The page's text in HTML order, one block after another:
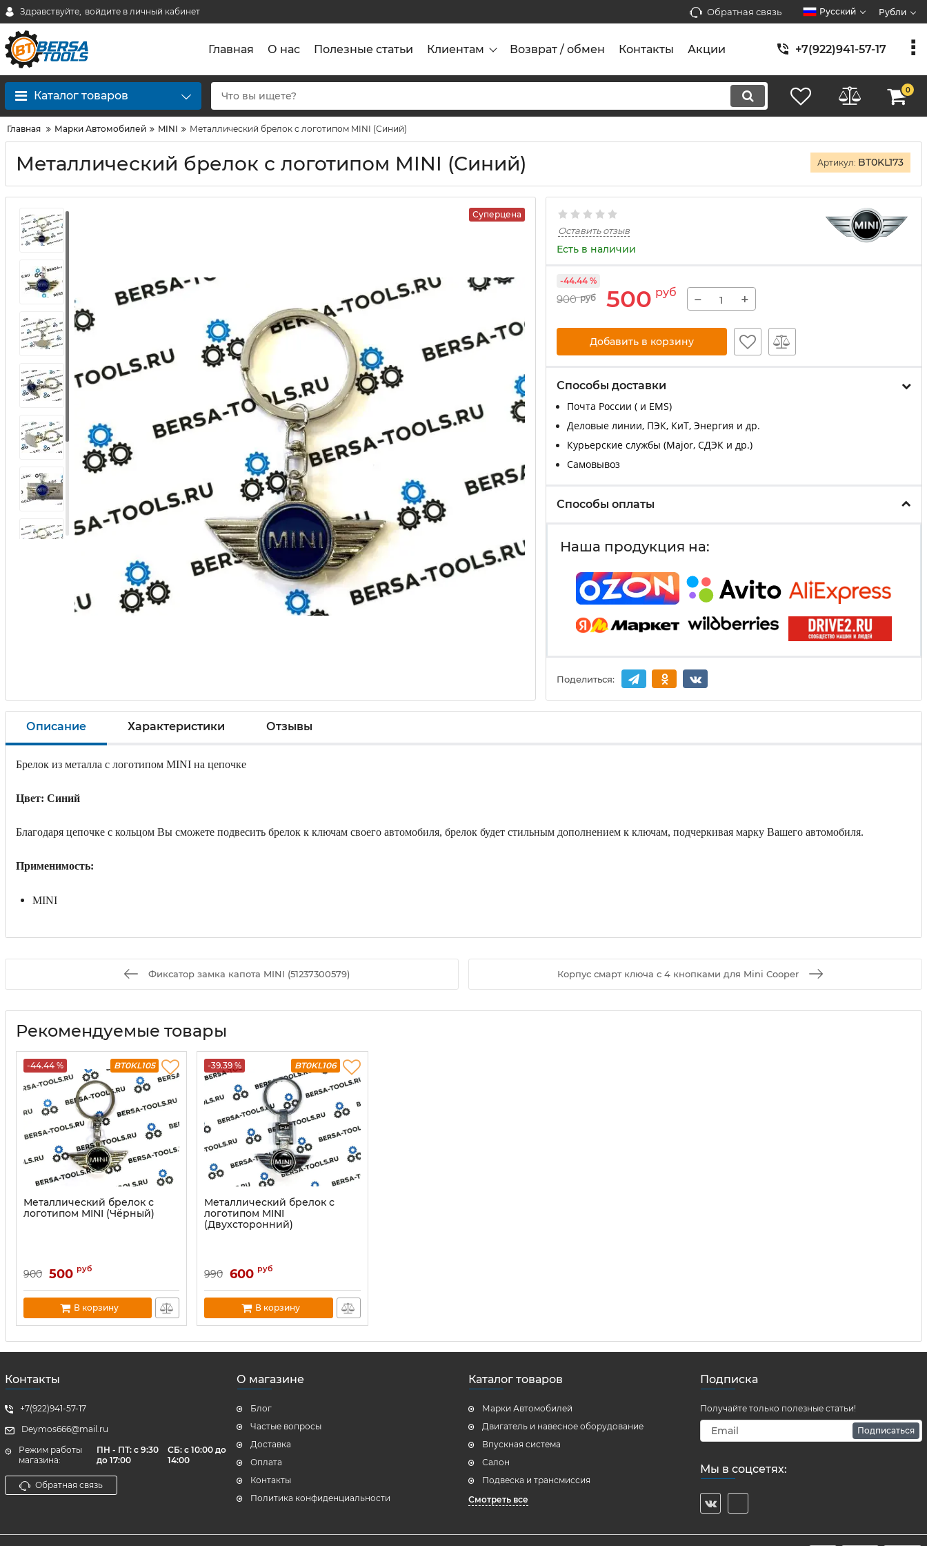
Здравствуйте, войдите в личный кабинет Обратная связь Русский Рубли
Главная О нас Полезные статьи Клиентам Возврат / обмен Контакты Акции +7(922)941-57-17
Каталог товаров 0
Главная Марки Автомобилей MINI Металлический брелок с логотипом MINI (Синий)
Металлический брелок с логотипом MINI (Синий) Артикул: BT0KL173
Суперцена
Оставить отзыв
Есть в наличии
900 руб 500 руб
-44.44 %
− +
Добавить в корзину
Способы доставки
Почта России ( и EMS)
Деловые линии, ПЭК, КиТ, Энергия и др.
Курьерские службы (Major, СДЭК и др.)
Самовывоз
Способы оплаты
Наша продукция на:
Поделиться:
Описание Характеристики Отзывы
Брелок из металла с логотипом MINI на цепочке
Цвет: Синий
Благодаря цепочке с кольцом Вы сможете подвесить брелок к ключам своего автомобиля, брелок будет стильным дополнением к ключам, подчеркивая марку Вашего автомобиля.
Применимость:
MINI
Фиксатор замка капота MINI (51237300579) Корпус смарт ключа с 4 кнопками для Mini Cooper
Рекомендуемые товары
-44.44 % BT0KL105
Металлический брелок с
логотипом MINI (Чёрный)
900 500 руб
В корзину
-39.39 % BT0KL106
Металлический брелок с
логотипом MINI
(Двухсторонний)
990 600 руб
В корзину
Контакты
+7(922)941-57-17
Deymos666@mail.ru
Режим работы
магазина:
ПН - ПТ: с 9:30
до 17:00
СБ: с 10:00 до
14:00
Обратная связь
О магазине
Блог
Частые вопросы
Доставка
Оплата
Контакты
Политика конфиденциальности
Каталог товаров
Марки Автомобилей
Двигатель и навесное оборудование
Впускная система
Салон
Подвеска и трансмиссия
Смотреть все
Подписка
Получайте только полезные статьи!
Подписаться
Мы в соцсетях: